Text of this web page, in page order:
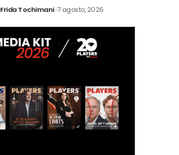
Frida Tochimani 7 agosto, 2026